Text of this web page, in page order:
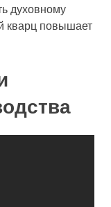
духовному
кварц повышает